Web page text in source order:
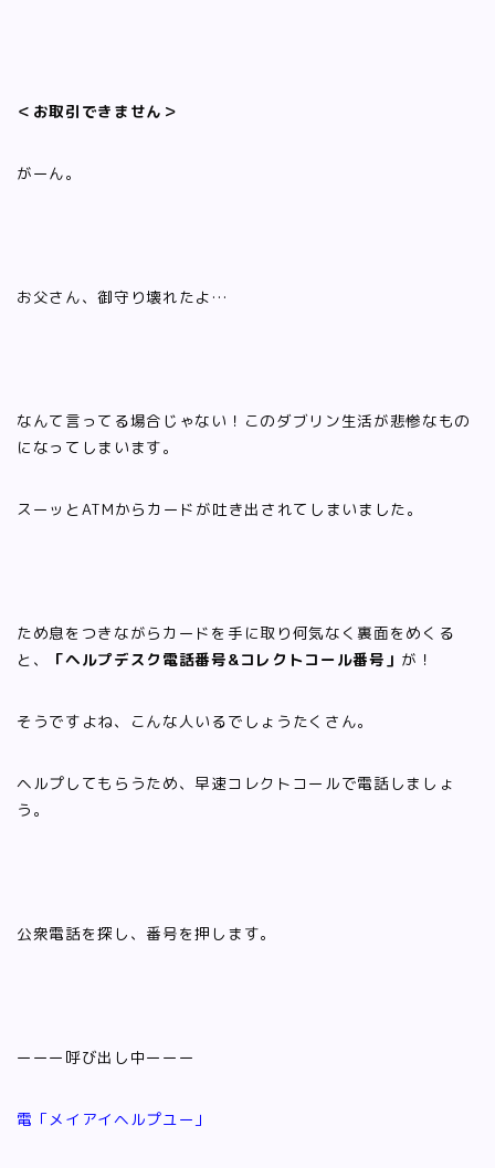
＜お取引できません＞
がーん。
お父さん、御守り壊れたよ…
なんて言ってる場合じゃない！このダブリン生活が悲惨なもの
になってしまいます。
スーッとATMからカードが吐き出されてしまいました。
ため息をつきながらカードを手に取り何気なく裏面をめくる
と、
「ヘルプデスク電話番号&コレクトコール番号」 が！
そうですよね、こんな人いるでしょうたくさん。
ヘルプしてもらうため、早速コレクトコールで電話しましょ
う。
公衆電話を探し、番号を押します。
ーーー呼び出し中ーーー
電「メイアイヘルプユー」